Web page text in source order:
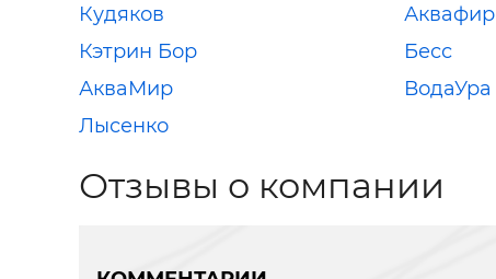
Кудяков
Аквафир
Кэтрин Бор
Бесс
АкваМир
ВодаУра
Лысенко
Отзывы о компании